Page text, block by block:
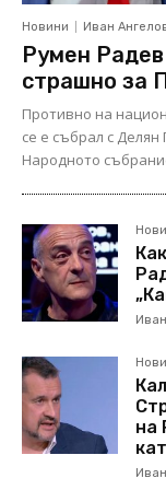
Новини Иван
Румен
страшно за
Противно на
се е събрал с
Народното
на